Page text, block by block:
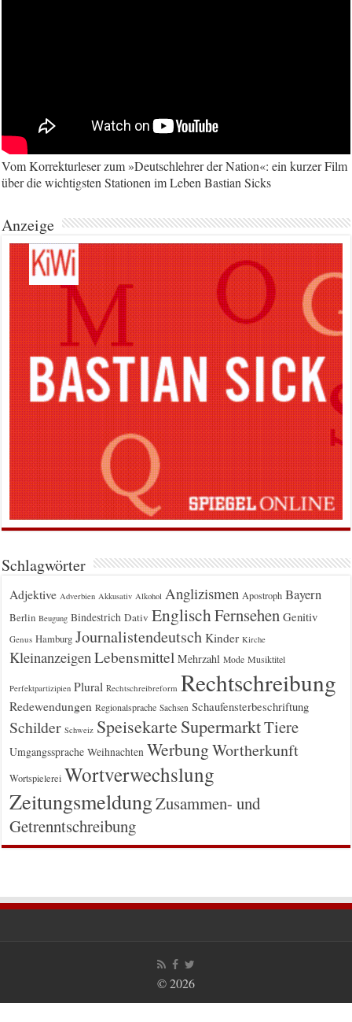
Vom Korrekturleser zum »Deutschlehrer der Nation«: ein kurzer Film
über die wichtigsten Stationen im Leben Bastian Sicks
Anzeige
Schlagwörter
Adjektive Adverbien Akkusativ Alkohol Anglizismen Apostroph Bayern
Berlin Beugung Bindestrich Dativ EnglischFernsehen Genitiv
Genus Hamburg Journalistendeutsch Kinder Kirche
Kleinanzeigen Lebensmittel Mehrzahl Mode Musiktitel
Perfektpartizipien Plural Rechtschreibreform Rechtschreibung
Redewendungen Regionalsprache Sachsen Schaufensterbeschriftung
Schilder Schweiz Speisekarte SupermarktTiere
Umgangssprache Weihnachten WerbungWortherkunft
Wortspielerei Wortverwechslung
ZeitungsmeldungZusammen- und
Getrenntschreibung
© 2026